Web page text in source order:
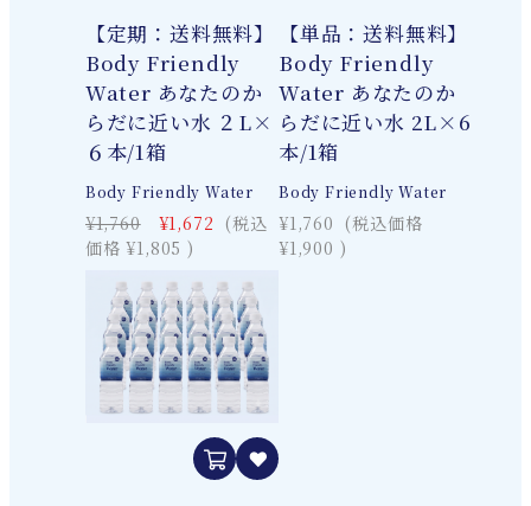
【定期：送料無料】
Body Friendly
Water あなたのか
らだに近い水 ２L×
６本/1箱
Body Friendly Water
¥1,760 ¥1,672 (税込
価格 ¥1,805 )
【単品：送料無料】
Body Friendly
Water あなたのか
らだに近い水 2L×6
本/1箱
Body Friendly Water
¥1,760 (税込価格
¥1,900 )